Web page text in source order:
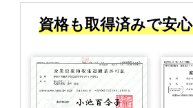
資格も取得済みで安心